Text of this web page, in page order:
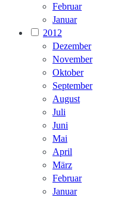
Februar
Januar
2012
Dezember
November
Oktober
September
August
Juli
Juni
Mai
April
März
Februar
Januar